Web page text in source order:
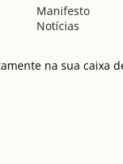
Manifesto
Notícias
na sua caixa